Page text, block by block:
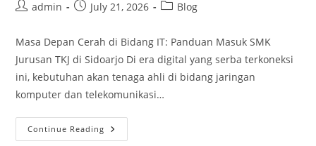
Postadmin
PostJuly 21, 2026
PostBlog
Masa Depan Cerah di Bidang IT: Panduan Masuk SMK
Jurusan TKJ di Sidoarjo Di era digital yang serba terkoneksi
ini, kebutuhan akan tenaga ahli di bidang jaringan
komputer dan telekomunikasi…
Continue Reading Masa
Depan